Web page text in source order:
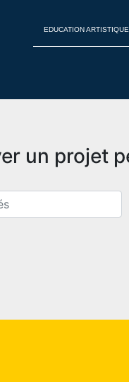
EDUCATION
un projet